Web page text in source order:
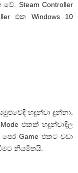
Steam Controller
එක Windows 10
හදුන්වා දුන්නා.
එකක් හදුන්වාදීල
Game එකට වඩා
නියමිතයි.